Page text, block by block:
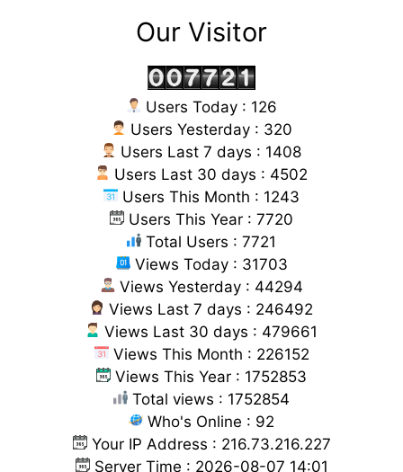
Our Visitor
Users Today : 126
Users Yesterday : 320
Users Last 7 days : 1408
Users Last 30 days : 4502
Users This Month : 1243
Users This Year : 7720
Total Users : 7721
Views Today : 31703
Views Yesterday : 44294
Views Last 7 days : 246492
Views Last 30 days : 479661
Views This Month : 226152
Views This Year : 1752853
Total views : 1752854
Who's Online : 92
Your IP Address : 216.73.216.227
Server Time : 2026-08-07 14:01